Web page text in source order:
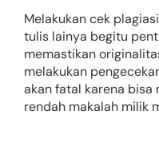
Melakukan cek
tulis lainya begitu
memastikan
melakukan
akan fatal karena bisa
rendah makalah milik